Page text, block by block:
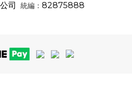
司 統編： 82875888